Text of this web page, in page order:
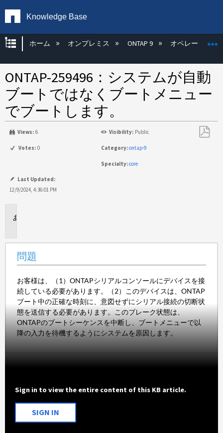
Knowledge Base
グローバル階層を展開/折りたたむ
ホーム オンプレミス ONTAP 9 オペレーティン
ONTAP-259496：システムが自動
ブートではなくブートメニュー
でブートします。
Views: 6 Visibility: Public
Votes: 0 Category:ontap-9
Specialty:core
Last Updated:
12/9/2024, 4:36:01 PM
問題
お客様は、（1）ONTAPシリアルコンソールにデバイスを接
続している必要があります。（2）このデバイスは、ONTAP
ブート中の正確な時刻に、意図せずにシリアル接続の切断状
態を送信する必要があります。このブレーク状態は、
ONTAPのブートシーケンスを中断し、ブートメニューで以
降の入力を待機するようにシステムを原因します。
Sign in to view the entire content of this KB article.
SIGN IN